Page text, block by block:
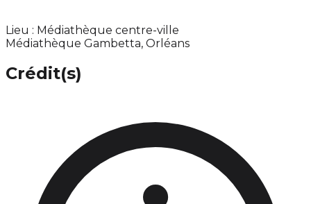
Lieu : Médiathèque centre-ville
Médiathèque Gambetta, Orléans
Crédit(s)